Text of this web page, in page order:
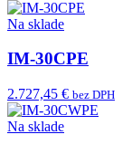
Na sklade
IM-30CPE
2.727,45 € bez DPH
Na sklade